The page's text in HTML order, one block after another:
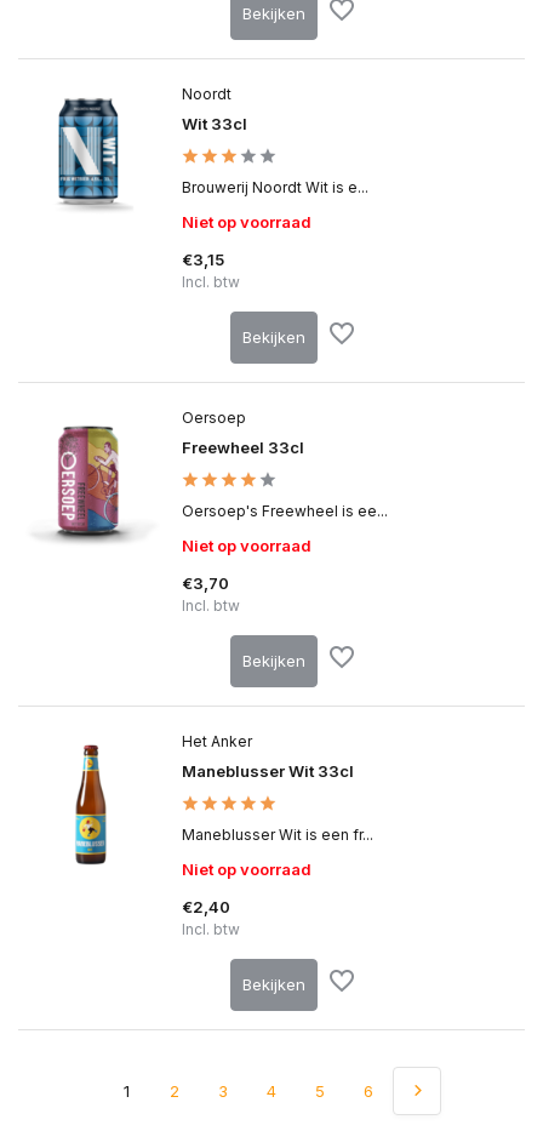
Bekijken
Noordt
Wit 33cl
Brouwerij Noordt Wit is e...
Niet op voorraad
€3,15
Incl. btw
Bekijken
Oersoep
Freewheel 33cl
Oersoep's Freewheel is ee...
Niet op voorraad
€3,70
Incl. btw
Bekijken
Het Anker
Maneblusser Wit 33cl
Maneblusser Wit is een fr...
Niet op voorraad
€2,40
Incl. btw
Bekijken
1 2 3 4 5 6